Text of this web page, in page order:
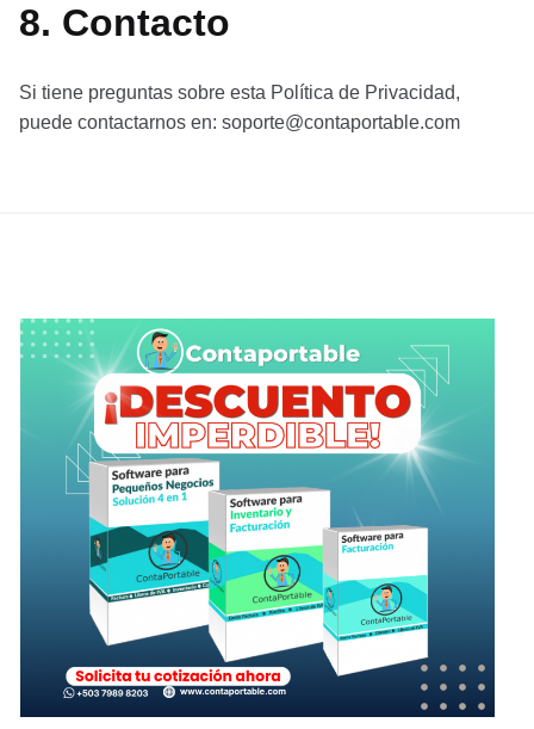
8. Contacto
Si tiene preguntas sobre esta Política de Privacidad,
puede contactarnos en: soporte@contaportable.com